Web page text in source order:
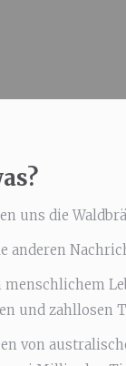
uns die
anderen
und zahllosen
von